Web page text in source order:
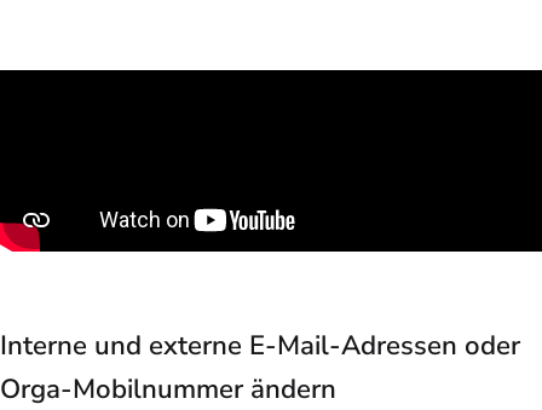
Interne und externe E-Mail-Adressen oder
Orga-Mobilnummer ändern